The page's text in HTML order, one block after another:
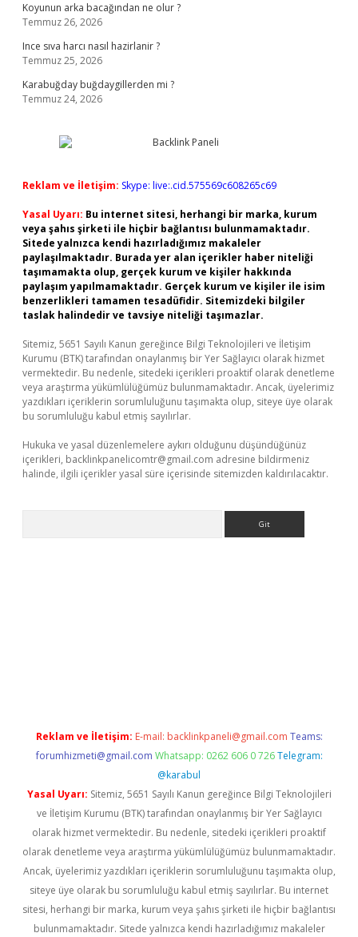
Koyunun arka bacağından ne olur ?
Temmuz 26, 2026
Ince sıva harcı nasıl hazirlanir ?
Temmuz 25, 2026
Karabuğday buğdaygillerden mi ?
Temmuz 24, 2026
Reklam ve İletişim: Skype: live:.cid.575569c608265c69
Yasal Uyarı: Bu internet sitesi, herhangi bir marka, kurum
veya şahıs şirketi ile hiçbir bağlantısı bulunmamaktadır.
Sitede yalnızca kendi hazırladığımız makaleler
paylaşılmaktadır. Burada yer alan içerikler haber niteliği
taşımamakta olup, gerçek kurum ve kişiler hakkında
paylaşım yapılmamaktadır. Gerçek kurum ve kişiler ile isim
benzerlikleri tamamen tesadüfidir. Sitemizdeki bilgiler
taslak halindedir ve tavsiye niteliği taşımazlar.
Sitemiz, 5651 Sayılı Kanun gereğince Bilgi Teknolojileri ve İletişim
Kurumu (BTK) tarafından onaylanmış bir Yer Sağlayıcı olarak hizmet
vermektedir. Bu nedenle, sitedeki içerikleri proaktif olarak denetleme
veya araştırma yükümlülüğümüz bulunmamaktadır. Ancak, üyelerimiz
yazdıkları içeriklerin sorumluluğunu taşımakta olup, siteye üye olarak
bu sorumluluğu kabul etmiş sayılırlar.
Hukuka ve yasal düzenlemelere aykırı olduğunu düşündüğünüz
içerikleri, backlinkpanelicomtr@gmail.com adresine bildirmeniz
halinde, ilgili içerikler yasal süre içerisinde sitemizden kaldırılacaktır.
Reklam ve İletişim: E-mail: backlinkpaneli@gmail.com Teams:
forumhizmeti@gmail.com Whatsapp: 0262 606 0 726 Telegram:
@karabul
Yasal Uyarı: Sitemiz, 5651 Sayılı Kanun gereğince Bilgi Teknolojileri
ve İletişim Kurumu (BTK) tarafından onaylanmış bir Yer Sağlayıcı
olarak hizmet vermektedir. Bu nedenle, sitedeki içerikleri proaktif
olarak denetleme veya araştırma yükümlülüğümüz bulunmamaktadır.
Ancak, üyelerimiz yazdıkları içeriklerin sorumluluğunu taşımakta olup,
siteye üye olarak bu sorumluluğu kabul etmiş sayılırlar. Bu internet
sitesi, herhangi bir marka, kurum veya şahıs şirketi ile hiçbir bağlantısı
bulunmamaktadır. Sitede yalnızca kendi hazırladığımız makaleler